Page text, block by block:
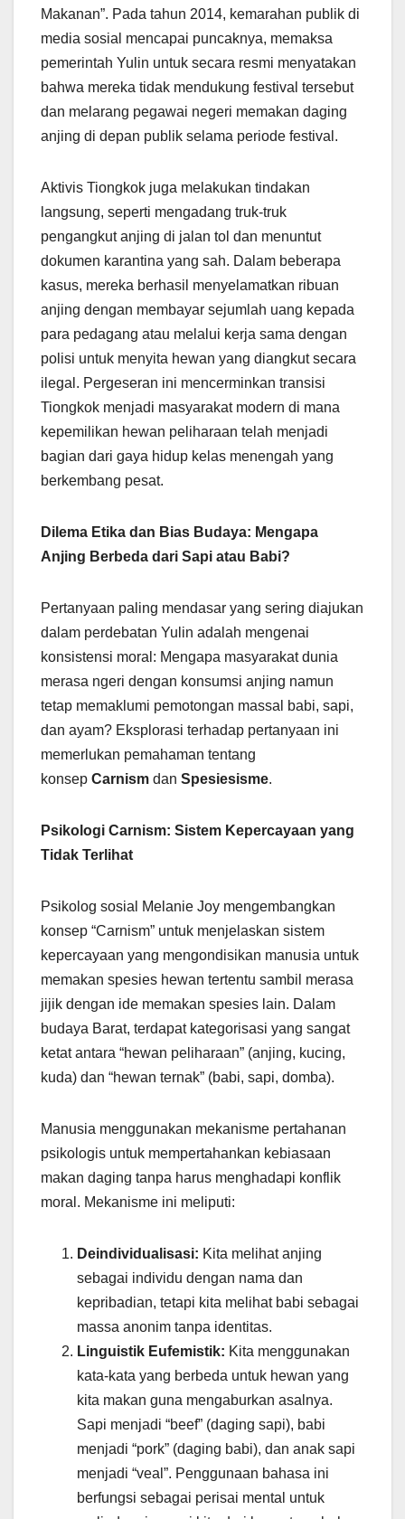
Makanan”. Pada tahun 2014, kemarahan publik di
media sosial mencapai puncaknya, memaksa
pemerintah Yulin untuk secara resmi menyatakan
bahwa mereka tidak mendukung festival tersebut
dan melarang pegawai negeri memakan daging
anjing di depan publik selama periode festival.
Aktivis Tiongkok juga melakukan tindakan
langsung, seperti mengadang truk-truk
pengangkut anjing di jalan tol dan menuntut
dokumen karantina yang sah. Dalam beberapa
kasus, mereka berhasil menyelamatkan ribuan
anjing dengan membayar sejumlah uang kepada
para pedagang atau melalui kerja sama dengan
polisi untuk menyita hewan yang diangkut secara
ilegal. Pergeseran ini mencerminkan transisi
Tiongkok menjadi masyarakat modern di mana
kepemilikan hewan peliharaan telah menjadi
bagian dari gaya hidup kelas menengah yang
berkembang pesat.
Dilema Etika dan Bias Budaya: Mengapa
Anjing Berbeda dari Sapi atau Babi?
Pertanyaan paling mendasar yang sering diajukan
dalam perdebatan Yulin adalah mengenai
konsistensi moral: Mengapa masyarakat dunia
merasa ngeri dengan konsumsi anjing namun
tetap memaklumi pemotongan massal babi, sapi,
dan ayam? Eksplorasi terhadap pertanyaan ini
memerlukan pemahaman tentang
konsep Carnism dan Spesiesisme.
Psikologi Carnism: Sistem Kepercayaan yang
Tidak Terlihat
Psikolog sosial Melanie Joy mengembangkan
konsep “Carnism” untuk menjelaskan sistem
kepercayaan yang mengondisikan manusia untuk
memakan spesies hewan tertentu sambil merasa
jijik dengan ide memakan spesies lain. Dalam
budaya Barat, terdapat kategorisasi yang sangat
ketat antara “hewan peliharaan” (anjing, kucing,
kuda) dan “hewan ternak” (babi, sapi, domba).
Manusia menggunakan mekanisme pertahanan
psikologis untuk mempertahankan kebiasaan
makan daging tanpa harus menghadapi konflik
moral. Mekanisme ini meliputi:
Deindividualisasi: Kita melihat anjing
sebagai individu dengan nama dan
kepribadian, tetapi kita melihat babi sebagai
massa anonim tanpa identitas.
Linguistik Eufemistik: Kita menggunakan
kata-kata yang berbeda untuk hewan yang
kita makan guna mengaburkan asalnya.
Sapi menjadi “beef” (daging sapi), babi
menjadi “pork” (daging babi), dan anak sapi
menjadi “veal”. Penggunaan bahasa ini
berfungsi sebagai perisai mental untuk